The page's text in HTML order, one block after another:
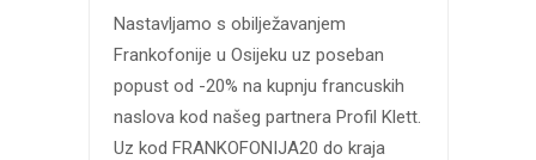
Nastavljamo s obilježavanjem
Frankofonije u Osijeku uz poseban
popust od -20% na kupnju francuskih
naslova kod našeg partnera Profil Klett.
Uz kod FRANKOFONIJA20 do kraja